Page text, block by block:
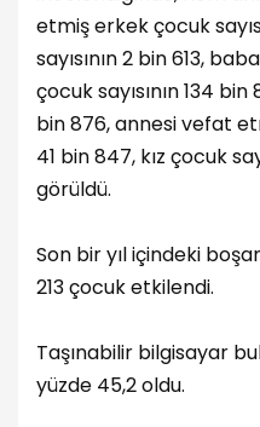
etmiş erkek çocuk
sayısının 2 bin 613,
çocuk sayısının 134 bin
bin 876, annesi vefat
41 bin 847, kız çocuk
görüldü.
Son bir yıl içindeki
213 çocuk etkilendi.
Taşınabilir bilgisayar
yüzde 45,2 oldu.